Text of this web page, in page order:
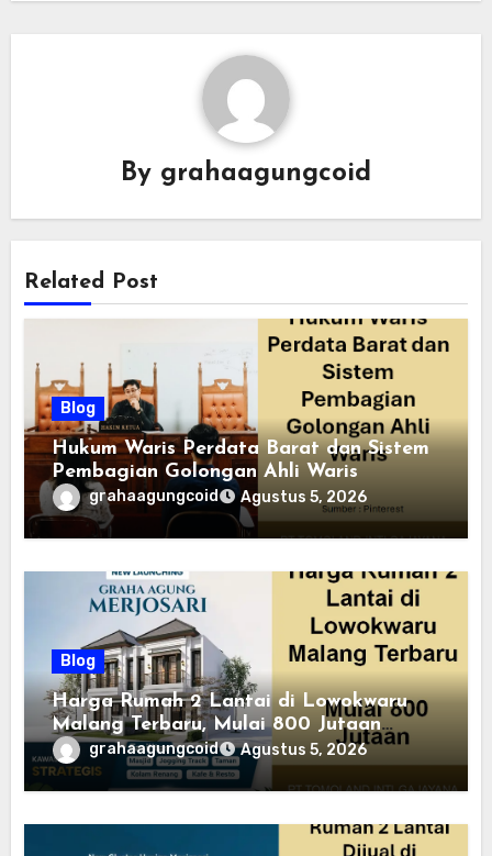
By grahaagungcoid
Related Post
Blog
Hukum Waris Perdata Barat dan Sistem
Pembagian Golongan Ahli Waris
grahaagungcoid Agustus 5, 2026
Blog
Harga Rumah 2 Lantai di Lowokwaru
Malang Terbaru, Mulai 800 Jutaan
Tahun 2026
grahaagungcoid Agustus 5, 2026